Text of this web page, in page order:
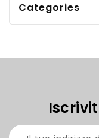
Categories